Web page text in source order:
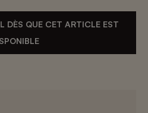
DÈS QUE CET ARTICLE EST